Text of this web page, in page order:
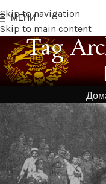
Skip to navigation
Skip to main content
МЕНИ
Tag